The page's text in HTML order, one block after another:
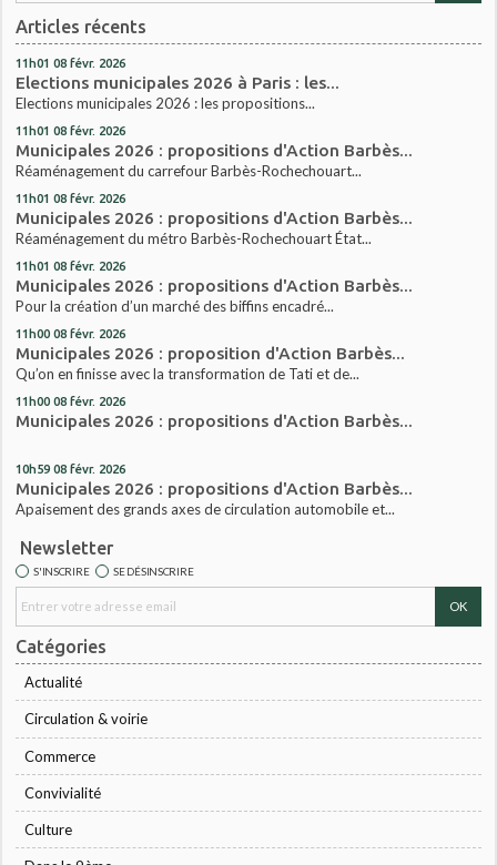
Articles récents
11h01 08 févr. 2026
Elections municipales 2026 à Paris : les...
Elections municipales 2026 : les propositions...
11h01 08 févr. 2026
Municipales 2026 : propositions d'Action Barbès...
Réaménagement du carrefour Barbès-Rochechouart...
11h01 08 févr. 2026
Municipales 2026 : propositions d'Action Barbès...
Réaménagement du métro Barbès-Rochechouart État...
11h01 08 févr. 2026
Municipales 2026 : propositions d'Action Barbès...
Pour la création d’un marché des biffins encadré...
11h00 08 févr. 2026
Municipales 2026 : proposition d'Action Barbès...
Qu’on en finisse avec la transformation de Tati et de...
11h00 08 févr. 2026
Municipales 2026 : propositions d'Action Barbès...
10h59 08 févr. 2026
Municipales 2026 : propositions d'Action Barbès...
Apaisement des grands axes de circulation automobile et...
Newsletter
S'INSCRIRE SE DÉSINSCRIRE
Catégories
Actualité
Circulation & voirie
Commerce
Convivialité
Culture